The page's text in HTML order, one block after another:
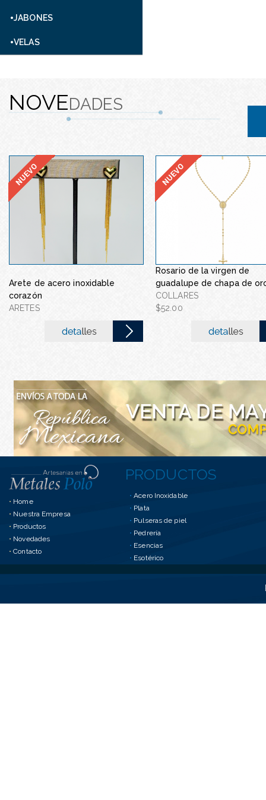
JABONES
VELAS
NOVEDADES
Arete de acero inoxidable
corazón
ARETES
Rosario de la virgen de
guadalupe de chapa de
COLLARES
$52.00
Collar de acero
COLLAR DE ACERO
$85.00
PRODUCTOS
• Home
• Nuestra Empresa
• Productos
• Novedades
• Contacto
• Acero Inoxidable
• Plata
• Pulseras de piel
• Pedrería
• Esencias
• Esotérico